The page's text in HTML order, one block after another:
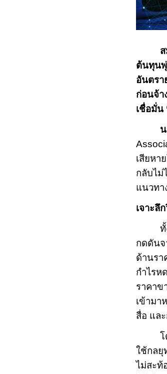
ต้นทุนพุ่
อันตรา
ก่อนจ้า
เชื่อมั่น
เสียหา
กลับไม่
แนวทา
เจาะลึ
กดดันจ
ด้านรา
กำไรห
ราคาข
เข้ามา
สื่อ แล
ใช้กลยุ
ไม่สะท้